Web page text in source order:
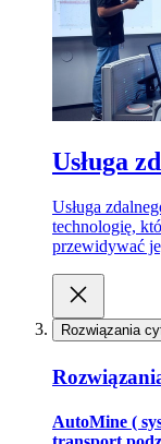
Usługa
Usługa
technologię,
przewidywać
Rozwiązania
AutoMine (